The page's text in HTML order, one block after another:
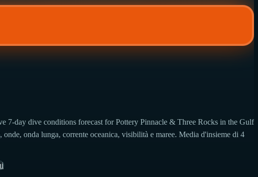
7-day dive conditions forecast for Pottery Pinnacle & Three Rocks in the Gulf
onda lunga, corrente oceanica, visibilità e maree. Media d'insieme di 4